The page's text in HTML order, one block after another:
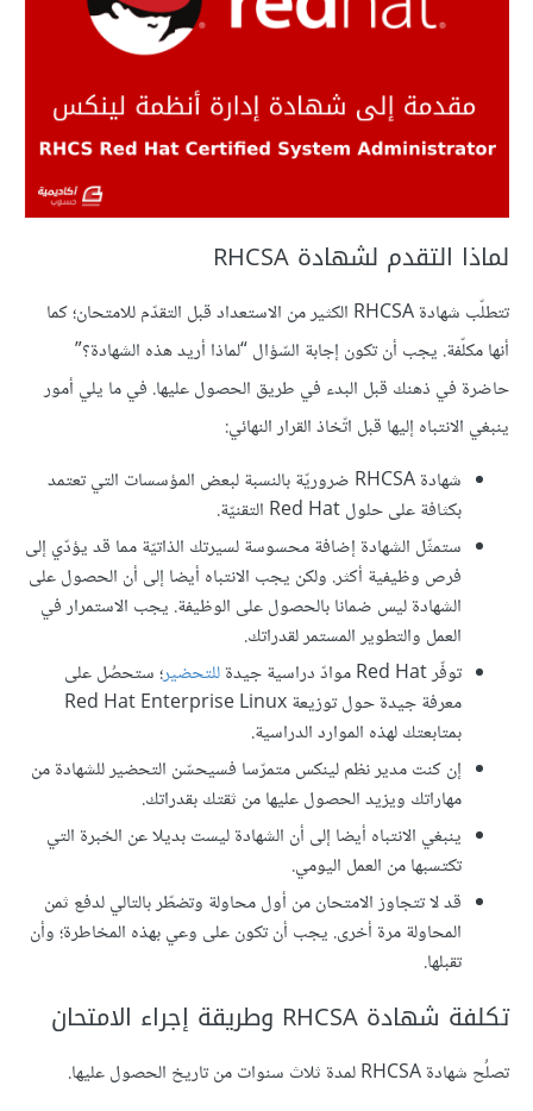
لماذا التقدم لشهادة RHCSA
تتطلّب شهادة RHCSA الكثير من الاستعداد قبل التقدّم للامتحان؛ كما
أنها مكلّفة. يجب أن تكون إجابة السّؤال “لماذا أريد هذه الشهادة؟”
حاضرة في ذهنك قبل البدء في طريق الحصول عليها. في ما يلي أمور
ينبغي الانتباه إليها قبل اتّخاذ القرار النهائي:
شهادة RHCSA ضروريّة بالنسبة لبعض المؤسسات التي تعتمد
بكثافة على حلول Red Hat التقنيّة.
ستمثّل الشهادة إضافة محسوسة لسيرتك الذاتيّة مما قد يؤدّي إلى
فرص وظيفية أكثر. ولكن يجب الانتباه أيضا إلى أن الحصول على
الشهادة ليس ضمانا بالحصول على الوظيفة. يجب الاستمرار في
العمل والتطوير المستمر لقدراتك.
توفّر Red Hat موادّ دراسية جيدة
للتحضير؛ ستحصُل على
معرفة جيدة حول توزيعة Red Hat Enterprise Linux
بمتابعتك لهذه الموارد الدراسية.
إن كنت مدير نظم لينكس متمرّسا فسيحسّن التحضير للشهادة من
مهاراتك ويزيد الحصول عليها من ثقتك بقدراتك.
ينبغي الانتباه أيضا إلى أن الشهادة ليست بديلا عن الخبرة التي
تكتسبها من العمل اليومي.
قد لا تتجاوز الامتحان من أول محاولة وتضطّر بالتالي لدفع ثمن
المحاولة مرة أخرى. يجب أن تكون على وعي بهذه المخاطرة؛ وأن
تقبلها.
تكلفة شهادة RHCSA وطريقة إجراء الامتحان
تصلُح شهادة RHCSA لمدة ثلاث سنوات من تاريخ الحصول عليها.